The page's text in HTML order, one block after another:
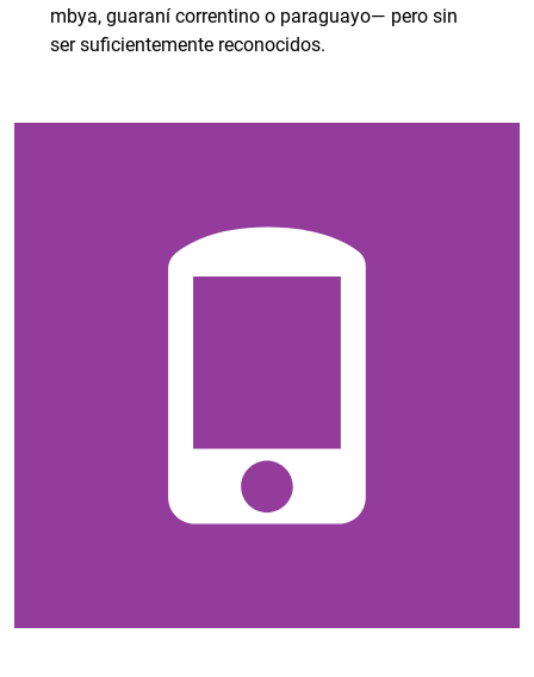
mbya, guaraní correntino o paraguayo— pero sin
ser suficientemente reconocidos.